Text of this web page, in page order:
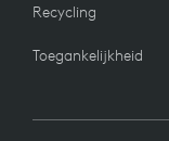
Recycling
Toegankelijkheid